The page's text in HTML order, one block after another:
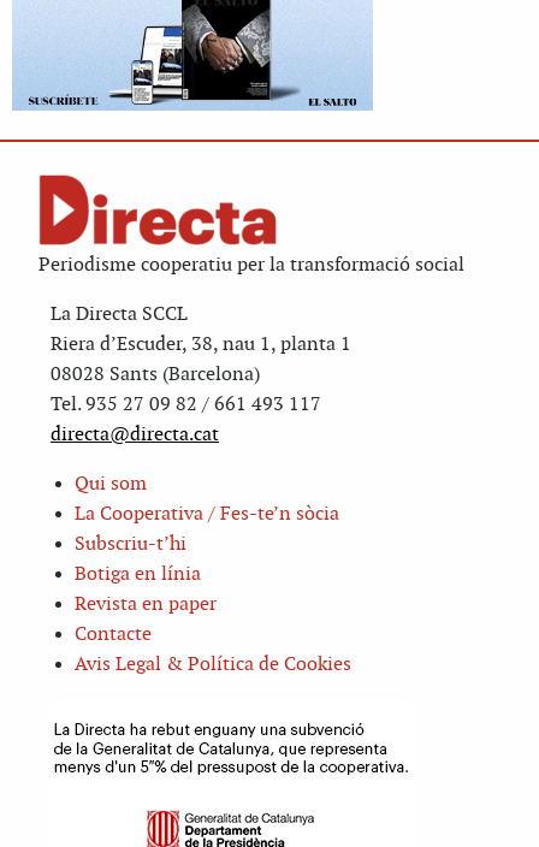
Periodisme cooperatiu per la transformació social
La Directa SCCL
Riera d’Escuder, 38, nau 1, planta 1
08028 Sants (Barcelona)
Tel. 935 27 09 82 / 661 493 117
directa@directa.cat
Qui som
La Cooperativa / Fes-te’n sòcia
Subscriu-t’hi
Botiga en línia
Revista en paper
Contacte
Avis Legal & Política de Cookies